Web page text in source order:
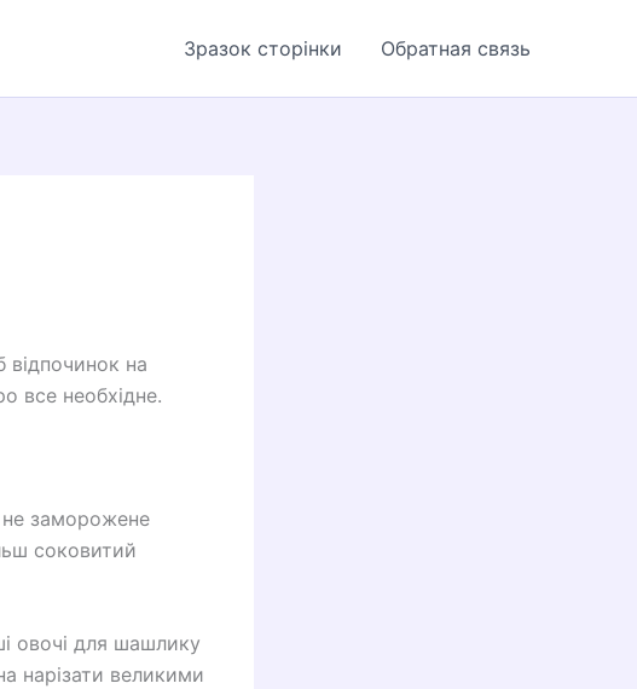
Зразок сторінки Обратная связь
на
все необхідне.
не заморожене
соковитий
овочі для шашлику
нарізати великими